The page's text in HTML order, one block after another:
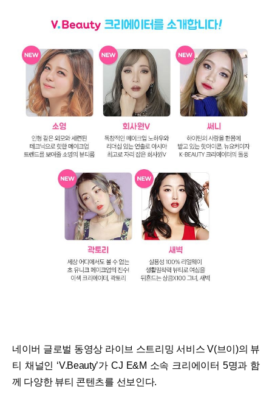
네이버 글로벌 동영상 라이브 스트리밍 서비스 V(브이)의 뷰
티 채널인 ‘V.Beauty’가 CJ E&M 소속 크리에이터 5명과 함
께 다양한 뷰티 콘텐츠를 선보인다.